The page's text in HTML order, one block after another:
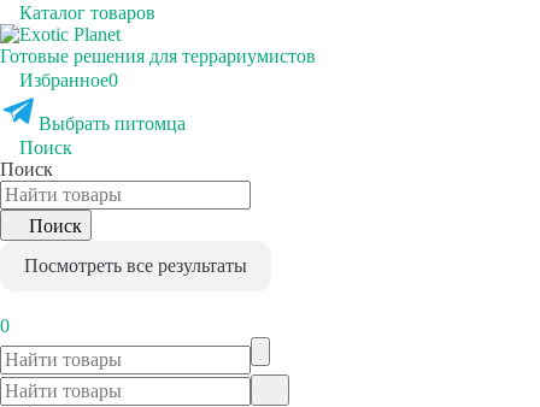
Каталог товаров
Готовые решения для террариумистов
Избранное0
Выбрать питомца
Поиск
Поиск
Поиск
Посмотреть все результаты
0